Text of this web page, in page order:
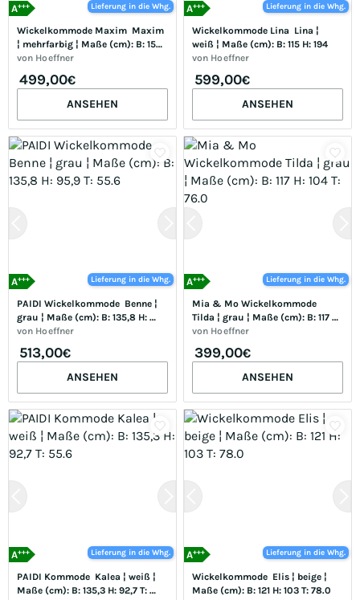
Lieferung in die Whg.
A+++
Wickelkommode Maxim  Maxim
¦ mehrfarbig ¦ Maße (cm): B: 150
H: 101
von Hoeffner
499,00€
ANSEHEN
Lieferung in die Whg.
A+++
Wickelkommode Lina  Lina ¦
weiß ¦ Maße (cm): B: 115 H: 194
von Hoeffner
599,00€
ANSEHEN
Lieferung in die Whg.
A+++
PAIDI Wickelkommode  Benne ¦
grau ¦ Maße (cm): B: 135,8 H:
95,9 T: 55.6
von Hoeffner
513,00€
ANSEHEN
Lieferung in die Whg.
A+++
Mia & Mo Wickelkommode
Tilda ¦ grau ¦ Maße (cm): B: 117 H:
104 T: 76.0
von Hoeffner
399,00€
ANSEHEN
Lieferung in die Whg.
A+++
PAIDI Kommode  Kalea ¦ weiß ¦
Maße (cm): B: 135,3 H: 92,7 T:
Lieferung in die Whg.
A+++
Wickelkommode  Elis ¦ beige ¦
Maße (cm): B: 121 H: 103 T: 78.0